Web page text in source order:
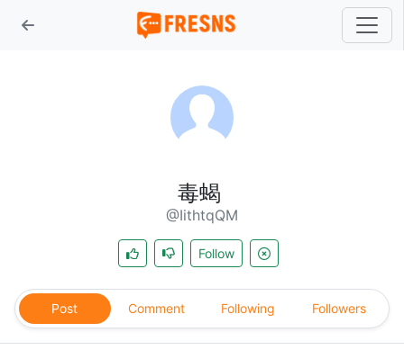
毒蝎
@IithtqQM
Follow
Post Comment Following Followers